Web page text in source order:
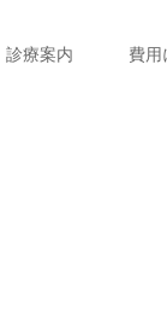
診療案内 費用